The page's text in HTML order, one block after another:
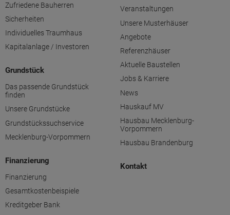
Zufriedene Bauherren
Sicherheiten
Individuelles Traumhaus
Kapitalanlage / Investoren
Grundstück
Das passende Grundstück
finden
Unsere Grundstücke
Grundstückssuchservice
Mecklenburg-Vorpommern
Finanzierung
Finanzierung
Gesamtkostenbeispiele
Kreditgeber Bank
Veranstaltungen
Unsere Musterhäuser
Angebote
Referenzhäuser
Aktuelle Baustellen
Jobs & Karriere
News
Hauskauf MV
Hausbau Mecklenburg-
Vorpommern
Hausbau Brandenburg
Kontakt